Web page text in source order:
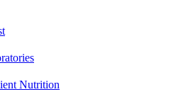
Nutrition